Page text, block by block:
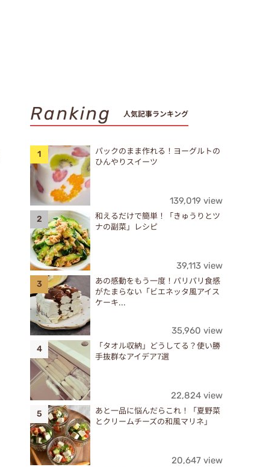
Ranking 人気記事ランキング
パックのまま作れる！ヨーグルトの
ひんやりスイーツ
139,019 view
和えるだけで簡単！「きゅうりとツ
ナの副菜」レシピ
39,113 view
あの感動をもう一度！パリパリ食感
がたまらない「ビエネッタ風アイス
ケーキ...
35,960 view
「タオル収納」どうしてる？使い勝
手抜群なアイデア7選
22,824 view
あと一品に悩んだらこれ！「夏野菜
とクリームチーズの和風マリネ」
20,647 view